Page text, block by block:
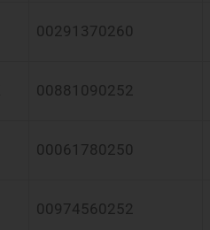
00291370260
00881090252
00061780250
00974560252